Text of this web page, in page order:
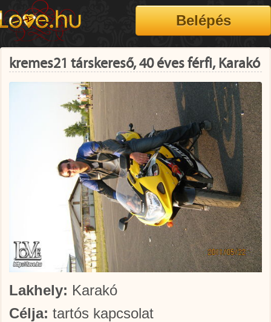
kremes21 társkereső, 40 éves férfi, Karakó
Lakhely: Karakó
Célja: tartós kapcsolat